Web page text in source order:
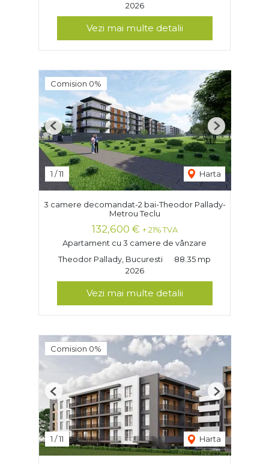
2026
Vezi mai multe detalii
Comision 0%
1 /11 Harta
Previous Next
3 camere decomandat-2 bai-Theodor Pallady-
Metrou Teclu
132,600 € + 21% TVA
Apartament cu 3 camere de vânzare
Theodor Pallady, Bucuresti
88.35 mp
2026
Vezi mai multe detalii
Comision 0%
1 /11 Harta
Previous Next